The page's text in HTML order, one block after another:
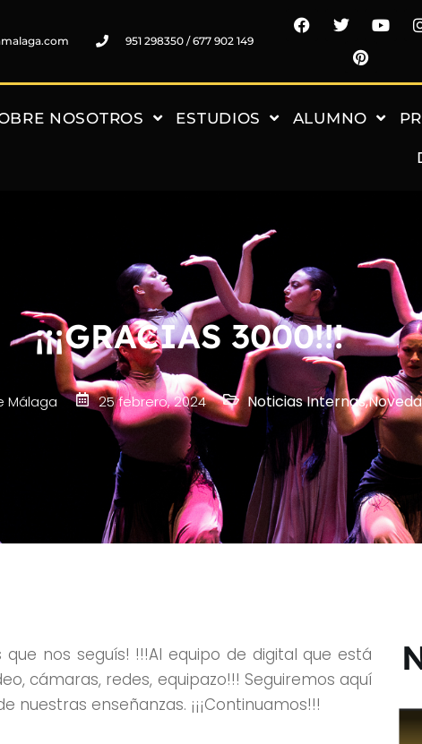
951 298350 / 677 902 149
NOSOTROS ESTUDIOS ALUMNO
¡¡¡GRACIAS 3000!!!
Málaga 25 febrero, 2024 Noticias Internas,
que nos seguís! !!!Al equipo de digital que está
cámaras, redes, equipazo!!! Seguiremos aquí
enseñanzas. ¡¡¡Continuamos!!!